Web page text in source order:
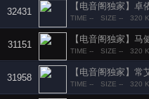
32431
【电音阁独家】
TIME -- SIZE -- 320
31151
TIME -- SIZE -- 320
31958
【电音阁独家】
TIME -- SIZE -- 320